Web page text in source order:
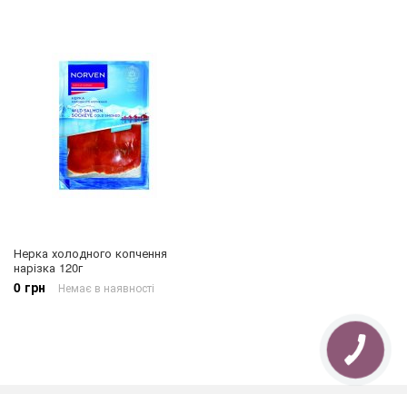
Нерка холодного копчення
нарізка 120г
0 грн Немає в наявності